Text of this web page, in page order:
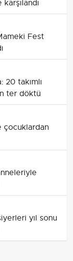
Fest
20 takımlı
ter döktü
çocuklardan
yıl sonu